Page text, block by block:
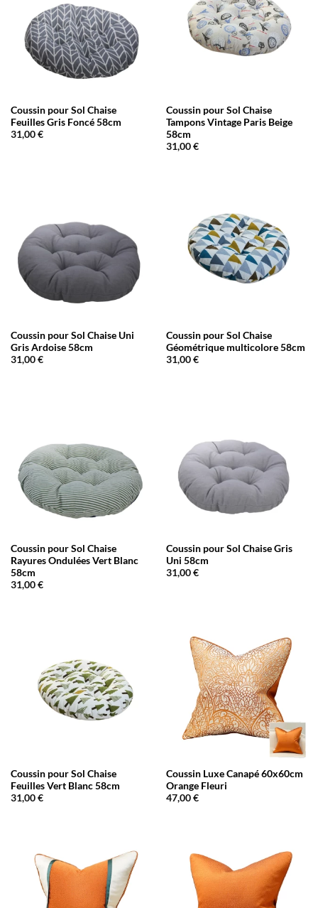
Coussin pour Sol Chaise
Feuilles Gris Foncé 58cm
31,00€
Coussin pour Sol Chaise
Tampons Vintage Paris Beige
58cm
31,00€
Coussin pour Sol Chaise Uni
Gris Ardoise 58cm
31,00€
Coussin pour Sol Chaise
Géométrique multicolore 58cm
31,00€
Coussin pour Sol Chaise
Rayures Ondulées Vert Blanc
58cm
31,00€
Coussin pour Sol Chaise Gris
Uni 58cm
31,00€
Coussin pour Sol Chaise
Feuilles Vert Blanc 58cm
31,00€
Coussin Luxe Canapé 60x60cm
Orange Fleuri
47,00€